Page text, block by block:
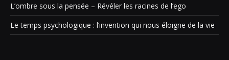
L’ombre sous la pensée – Révéler les racines de l’ego
Le temps psychologique : l’invention qui nous éloigne de la vie